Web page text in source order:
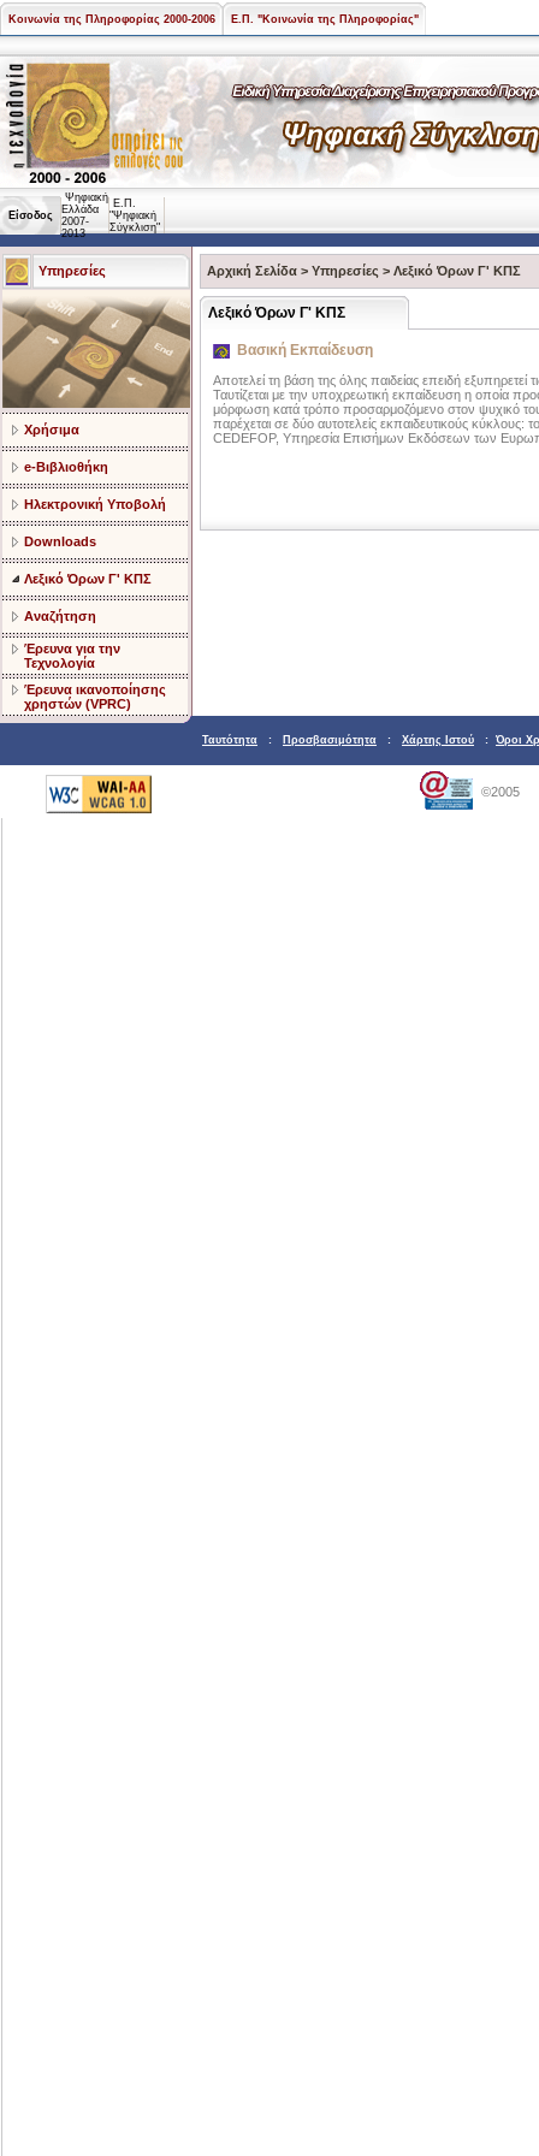
Κοινωνία της Πληροφορίας 2000-2006 Ε.Π. "Κοινωνία της Πληροφορίας"
Είσοδος
Ψηφιακή
Ελλάδα
2007-
2013
Ε.Π.
"Ψηφιακή
Σύγκλιση"
Υπηρεσίες
Χρήσιμα
e-Βιβλιοθήκη
Ηλεκτρονική Υποβολή
Downloads
Λεξικό Όρων Γ' ΚΠΣ
Αναζήτηση
Έρευνα για την
Τεχνολογία
Έρευνα ικανοποίησης
χρηστών (VPRC)
Αρχική Σελίδα > Υπηρεσίες > Λεξικό Όρων Γ' ΚΠΣ
Λεξικό Όρων Γ' ΚΠΣ
Βασική Εκπαίδευση
Αποτελεί τη βάση της όλης παιδείας επειδή εξυπηρετεί
Ταυτίζεται με την υποχρεωτική εκπαίδευση η οποία
μόρφωση κατά τρόπο προσαρμοζόμενο στον ψυχικό
παρέχεται σε δύο αυτοτελείς εκπαιδευτικούς
CEDEFOP, Υπηρεσία Επισήμων Εκδόσεων των
Ταυτότητα : Προσβασιμότητα : Χάρτης Ιστού : Όροι
©2005